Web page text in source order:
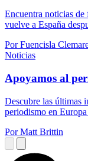
Encuentra noticias
vuelve a España
Por Fuencisla
Noticias
Apoyamos al
Descubre las últimas
periodismo en
Por Matt Brittin